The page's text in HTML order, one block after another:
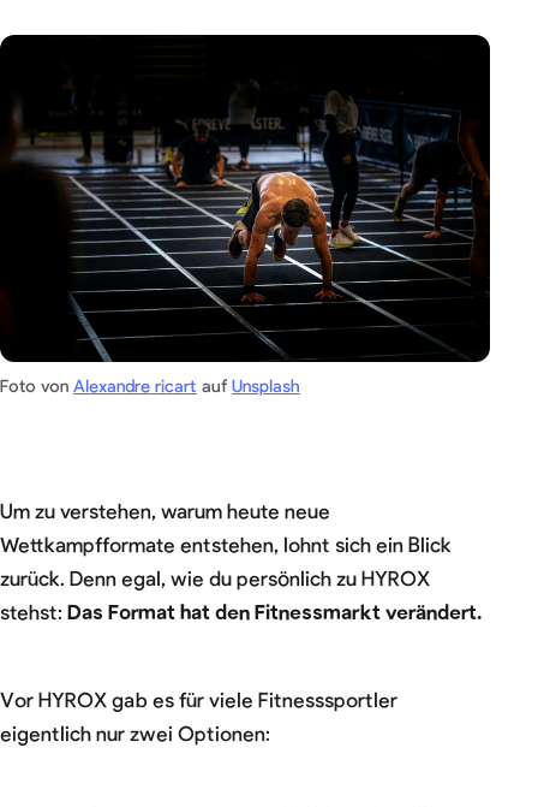
Foto von Alexandre ricart aufUnsplash
Um zu verstehen, warum heute neue
Wettkampfformate entstehen, lohnt sich ein Blick
zurück. Denn egal, wie du persönlich zu HYROX
stehst: Das Format hat den Fitnessmarkt verändert.
Vor HYROX gab es für viele Fitnesssportler
eigentlich nur zwei Optionen: